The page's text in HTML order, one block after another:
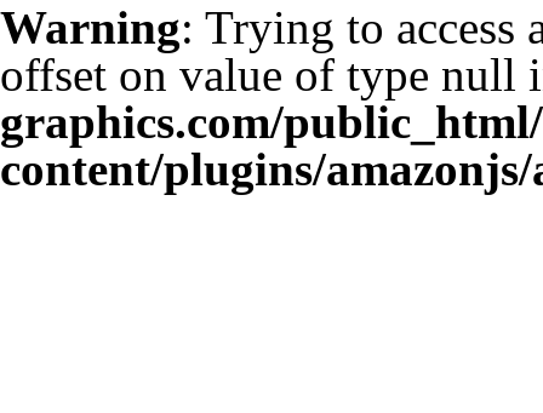
Warning: Trying to access
offset on value of type null
graphics.com/
content/plugins/